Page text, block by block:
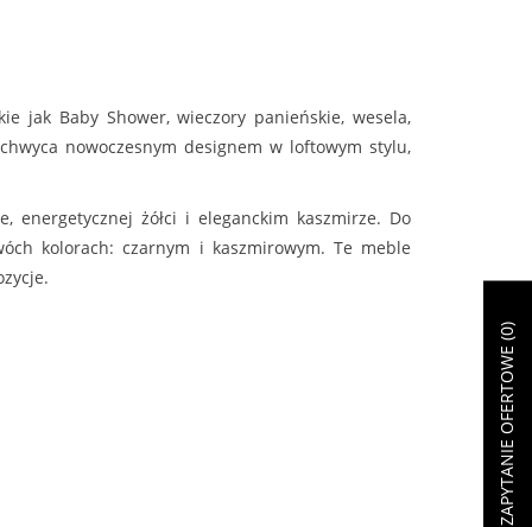
jak Baby Shower, wieczory panieńskie, wesela,
nowoczesnym designem w loftowym stylu,
energetycznej żółci i eleganckim kaszmirze. Do
kolorach: czarnym i kaszmirowym. Te meble
ZAPYTANIE OFERTOWE (
0
)